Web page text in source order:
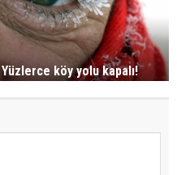
Yüzlerce köy yolu kapalı!